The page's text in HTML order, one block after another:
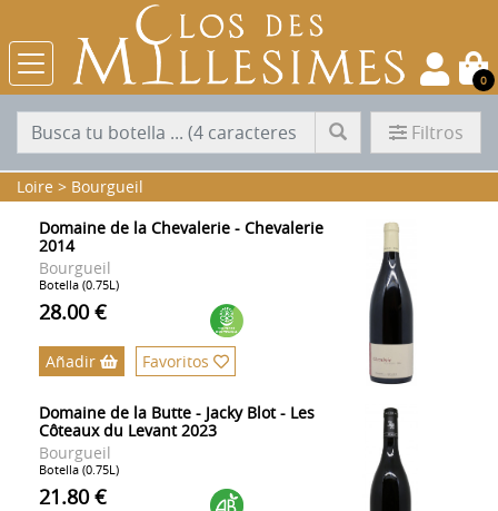
0
Filtros
Loire > Bourgueil
Domaine de la Chevalerie - Chevalerie
2014
Bourgueil
Botella (0.75L)
28.00 €
Añadir Favoritos
Domaine de la Butte - Jacky Blot - Les
Côteaux du Levant 2023
Bourgueil
Botella (0.75L)
21.80 €